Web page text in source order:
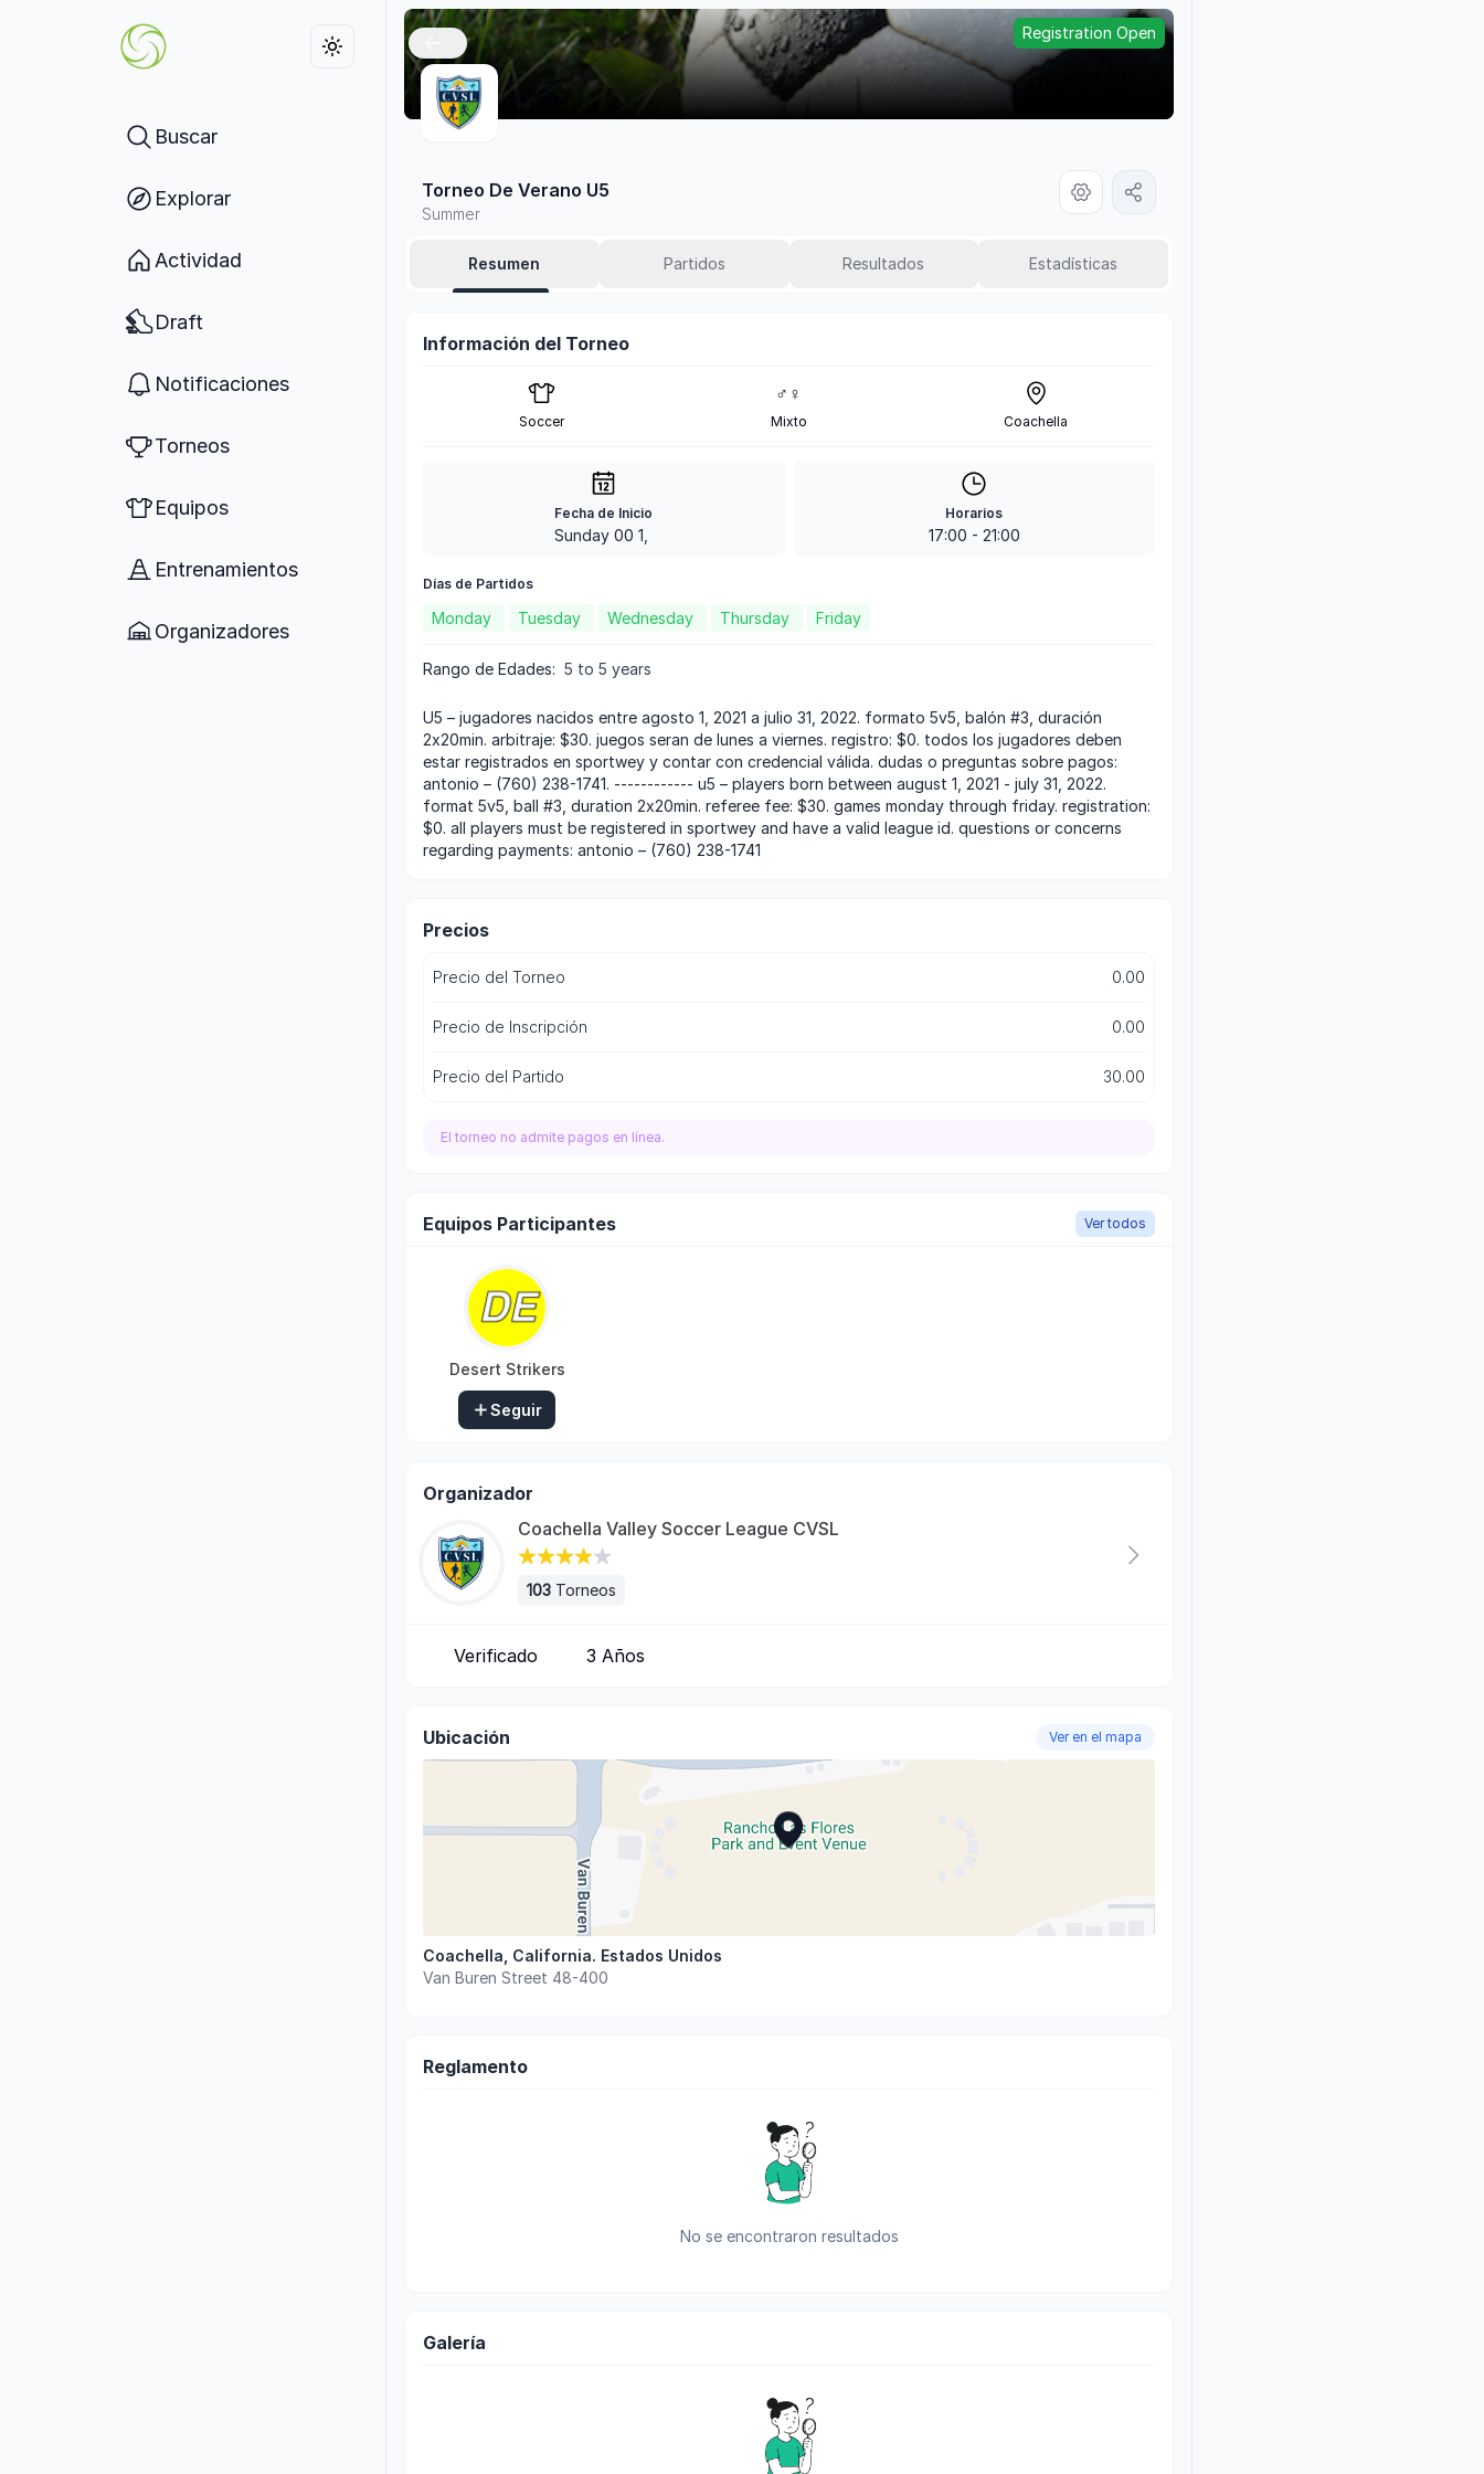
Buscar
Explorar
Actividad
Draft
Notificaciones
Torneos
Equipos
Entrenamientos
Organizadores
Registration Open
🇺🇸
Torneo De Verano U5
Summer
Resumen Partidos Resultados Estadísticas
Información del Torneo
Soccer
♂♀
Mixto Coachella
Fecha de Inicio
Sunday 00 1,
Horarios
17:00 - 21:00
Días de Partidos
Monday Tuesday Wednesday Thursday Friday
Rango de Edades: 5 to 5 years
u5 – jugadores nacidos entre agosto 1, 2021 a julio 31, 2022. formato 5v5, balón #3, duración
2x20min. arbitraje: $30. juegos seran de lunes a viernes. registro: $0. todos los jugadores deben
estar registrados en sportwey y contar con credencial válida. dudas o preguntas sobre pagos:
antonio – (760) 238-1741. ------------ u5 – players born between august 1, 2021 - july 31, 2022.
format 5v5, ball #3, duration 2x20min. referee fee: $30. games monday through friday. registration:
$0. all players must be registered in sportwey and have a valid league id. questions or concerns
regarding payments: antonio – (760) 238-1741
Precios
Precio del Torneo 0.00
Precio de Inscripción 0.00
Precio del Partido 30.00
El torneo no admite pagos en línea.
Equipos Participantes Ver todos
Desert Strikers
Seguir
Organizador
Coachella Valley Soccer League CVSL
103 Torneos
Verificado 3 Años
Ubicación Ver en el mapa
Coachella California. Estados Unidos
Van Buren Street 48-400
Reglamento
No se encontraron resultados
Galería